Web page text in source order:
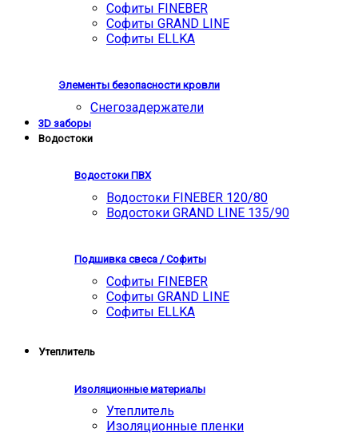
Софиты FINEBER
Софиты GRAND LINE
Софиты ELLKA
Элементы безопасности кровли
Снегозадержатели
3D заборы
Водостоки
Водостоки ПВХ
Водостоки FINEBER 120/80
Водостоки GRAND LINE 135/90
Подшивка свеса / Софиты
Софиты FINEBER
Софиты GRAND LINE
Софиты ELLKA
Утеплитель
Изоляционные материалы
Утеплитель
Изоляционные пленки